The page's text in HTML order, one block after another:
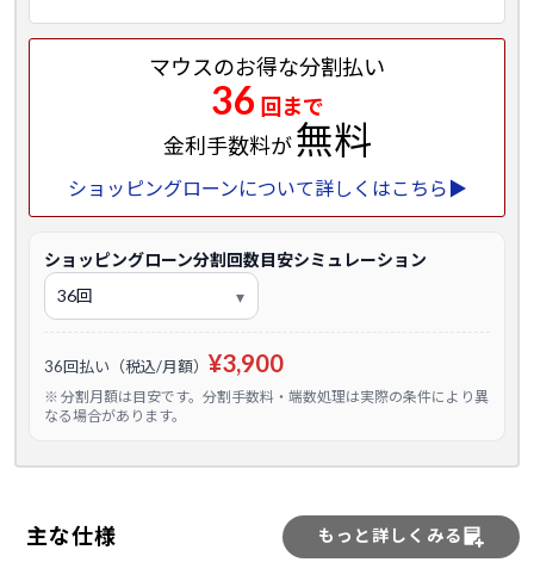
マウスのお得な分割払い
36 回まで
金利手数料が無料
ショッピングローンについて詳しくはこちら▶
ショッピングローン分割回数目安シミュレーション
36回払い（税込/月額） ¥3,900
※ 分割月額は目安です。分割手数料・端数処理は実際の条件により異
なる場合があります。
主な仕様 もっと詳しくみる